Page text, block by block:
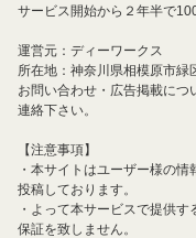
サービス開始から２年半で
運営元：ディーワークス
所在地：神奈川県相模原市緑
お問い合わせ・広告掲載に
連絡下さい。
【注意事項】
・本サイトはユーザー様の
投稿しております。
・よって本サービスで提供
保証を致しません。